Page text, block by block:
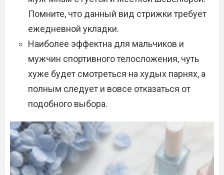
Помните, что данный вид стрижки требует
ежедневной укладки.
Наиболее эффектна для мальчиков и
мужчин спортивного телосложения, чуть
хуже будет смотреться на худых парнях, а
полным следует и вовсе отказаться от
подобного выбора.